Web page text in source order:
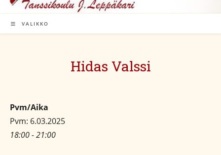
VALIKKO
Hidas Valssi
Pvm/Aika
Pvm: 6.03.2025
18:00 - 21:00